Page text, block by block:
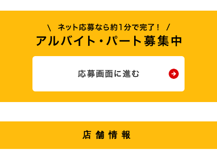
店舗情報